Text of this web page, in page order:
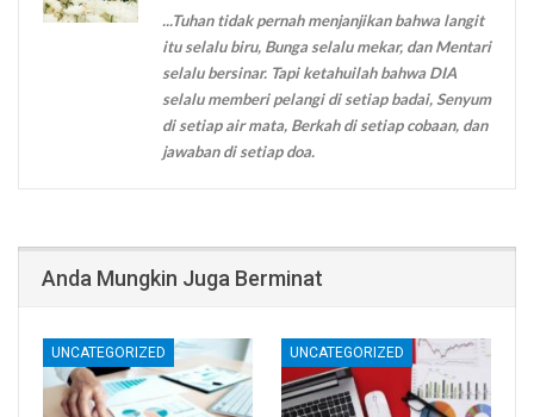
...Tuhan tidak pernah menjanjikan bahwa langit
itu selalu biru, Bunga selalu mekar, dan Mentari
selalu bersinar. Tapi ketahuilah bahwa DIA
selalu memberi pelangi di setiap badai, Senyum
di setiap air mata, Berkah di setiap cobaan, dan
jawaban di setiap doa.
Anda Mungkin Juga Berminat
UNCATEGORIZED UNCATEGORIZED